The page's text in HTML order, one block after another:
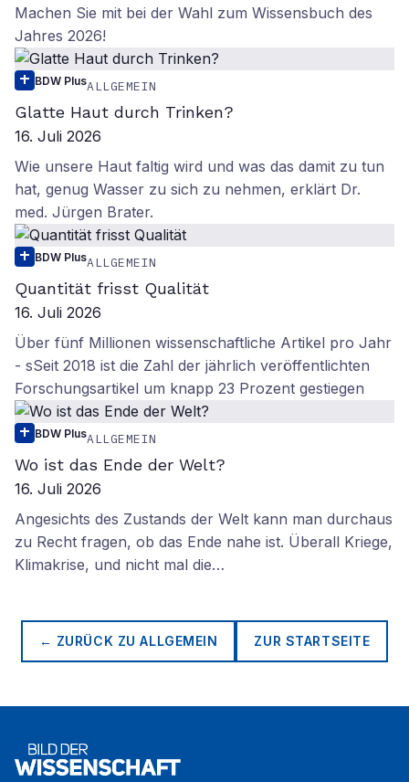
Machen Sie mit bei der Wahl zum Wissensbuch des
Jahres 2026!
BDW PlusALLGEMEIN
Glatte Haut durch Trinken?
16. Juli 2026
Wie unsere Haut faltig wird und was das damit zu tun
hat, genug Wasser zu sich zu nehmen, erklärt Dr.
med. Jürgen Brater.
BDW PlusALLGEMEIN
Quantität frisst Qualität
16. Juli 2026
Über fünf Millionen wissenschaftliche Artikel pro Jahr
- sSeit 2018 ist die Zahl der jährlich veröffentlichten
Forschungsartikel um knapp 23 Prozent gestiegen
BDW PlusALLGEMEIN
Wo ist das Ende der Welt?
16. Juli 2026
Angesichts des Zustands der Welt kann man durchaus
zu Recht fragen, ob das Ende nahe ist. Überall Kriege,
Klimakrise, und nicht mal die…
← ZURÜCK ZUALLGEMEIN ZUR STARTSEITE